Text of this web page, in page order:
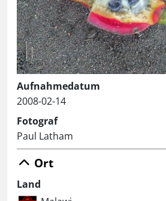
Aufnahmedatum
2008-02-14
Fotograf
Paul Latham
Ort
Land